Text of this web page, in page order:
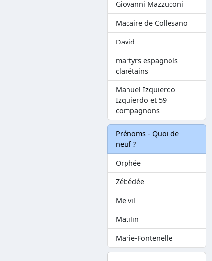
Giovanni Mazzuconi
Macaire de Collesano
David
martyrs espagnols
clarétains
Manuel Izquierdo
Izquierdo et 59
compagnons
Prénoms - Quoi de
neuf ?
Orphée
Zébédée
Melvil
Matilin
Marie-Fontenelle